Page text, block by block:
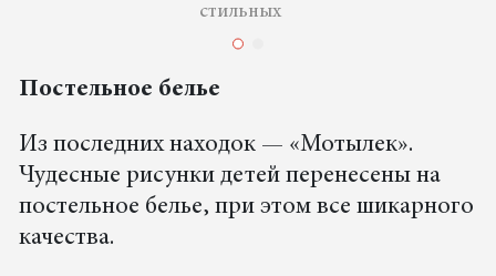
стильных
Постельное белье
Из последних находок — «Мотылек».
Чудесные рисунки детей перенесены на
постельное белье, при этом все шикарного
качества.